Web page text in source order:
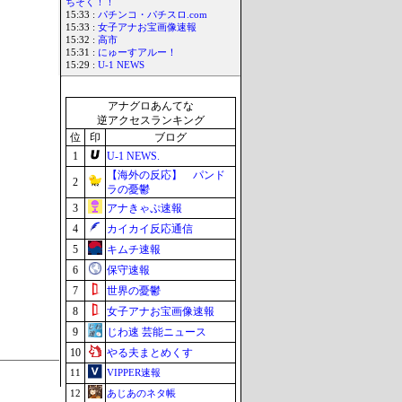
ちそく！！
15:33 : パチンコ・パチスロ.com
15:33 : 女子アナお宝画像速報
15:32 : 高市
15:31 : にゅーすアルー！
15:29 : U-1 NEWS
アナグロあんてな
逆アクセスランキング
位
印
ブログ
1
U-1 NEWS.
2
【海外の反応】 パンド
ラの憂鬱
3
アナきゃぷ速報
4
カイカイ反応通信
5
キムチ速報
6
保守速報
7
世界の憂鬱
8
女子アナお宝画像速報
9
じわ速 芸能ニュース
10
やる夫まとめくす
11
VIPPER速報
12
あじあのネタ帳